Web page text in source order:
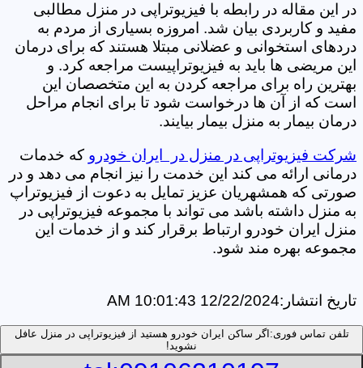
در این مقاله در رابطه با فیزیوتراپی در منزل مطالبی
مفید و کاربردی بیان شد. امروزه بسیاری از مردم به
دردهای استخوانی و عضلانی مبتلا هستند که برای درمان
این مریضی ها باید به فیزیوتراپیست مراجعه کرد. و
بهترین راه برای مراجعه کردن به این متخصصان این
است که از آن ها درخواست شود تا برای انجام مراحل
درمان بیمار به منزل بیمار بیایند.
شرکت فیزیوتراپی در منزل در ایران خودرو که خدمات
درمانی ارائه می کند این خدمت را نیز انجام می دهد و در
صورتی که همشهریان عزیز تمایل به دعوت از فیزیوتراپ
به منزل داشته باشد می تواند با مجموعه فیزیوتراپی در
منزل ایران خودرو ارتباط برقرار کند و از خدمات این
مجموعه بهره مند شود.
تاریخ انتشار:12/22/2024 10:01:43 AM
تلفن تماس فوری: اگر ساکن ایران خودرو هستید از فیزیوتراپی در منزل عافل
نشوید!